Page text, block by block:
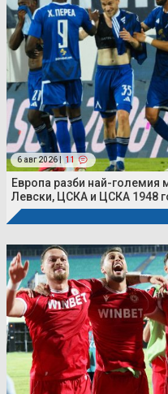
6 авг 2026 | 11
Европа разби най-големия
Левски, ЦСКА и ЦСКА 1948